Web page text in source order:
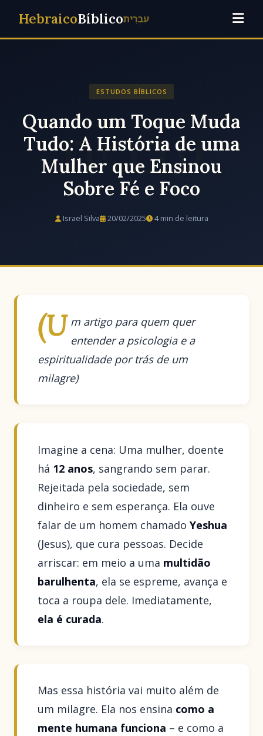
HebraicoBíblicoעִבְרִית
ESTUDOS BÍBLICOS
Quando um Toque Muda
Tudo: A História de uma
Mulher que Ensinou
Sobre Fé e Foco
Israel Silva 20/02/2025 4 min de leitura
(U m artigo para quem quer
entender a psicologia e a
espiritualidade por trás de um
milagre)
Imagine a cena: Uma mulher, doente
há 12 anos, sangrando sem parar.
Rejeitada pela sociedade, sem
dinheiro e sem esperança. Ela ouve
falar de um homem chamadoYeshua
(Jesus), que cura pessoas. Decide
arriscar: em meio a uma multidão
barulhenta, ela se espreme, avança e
toca a roupa dele. Imediatamente,
ela é curada.
Mas essa história vai muito além de
um milagre. Ela nos ensina como a
mente humana funciona – e como a